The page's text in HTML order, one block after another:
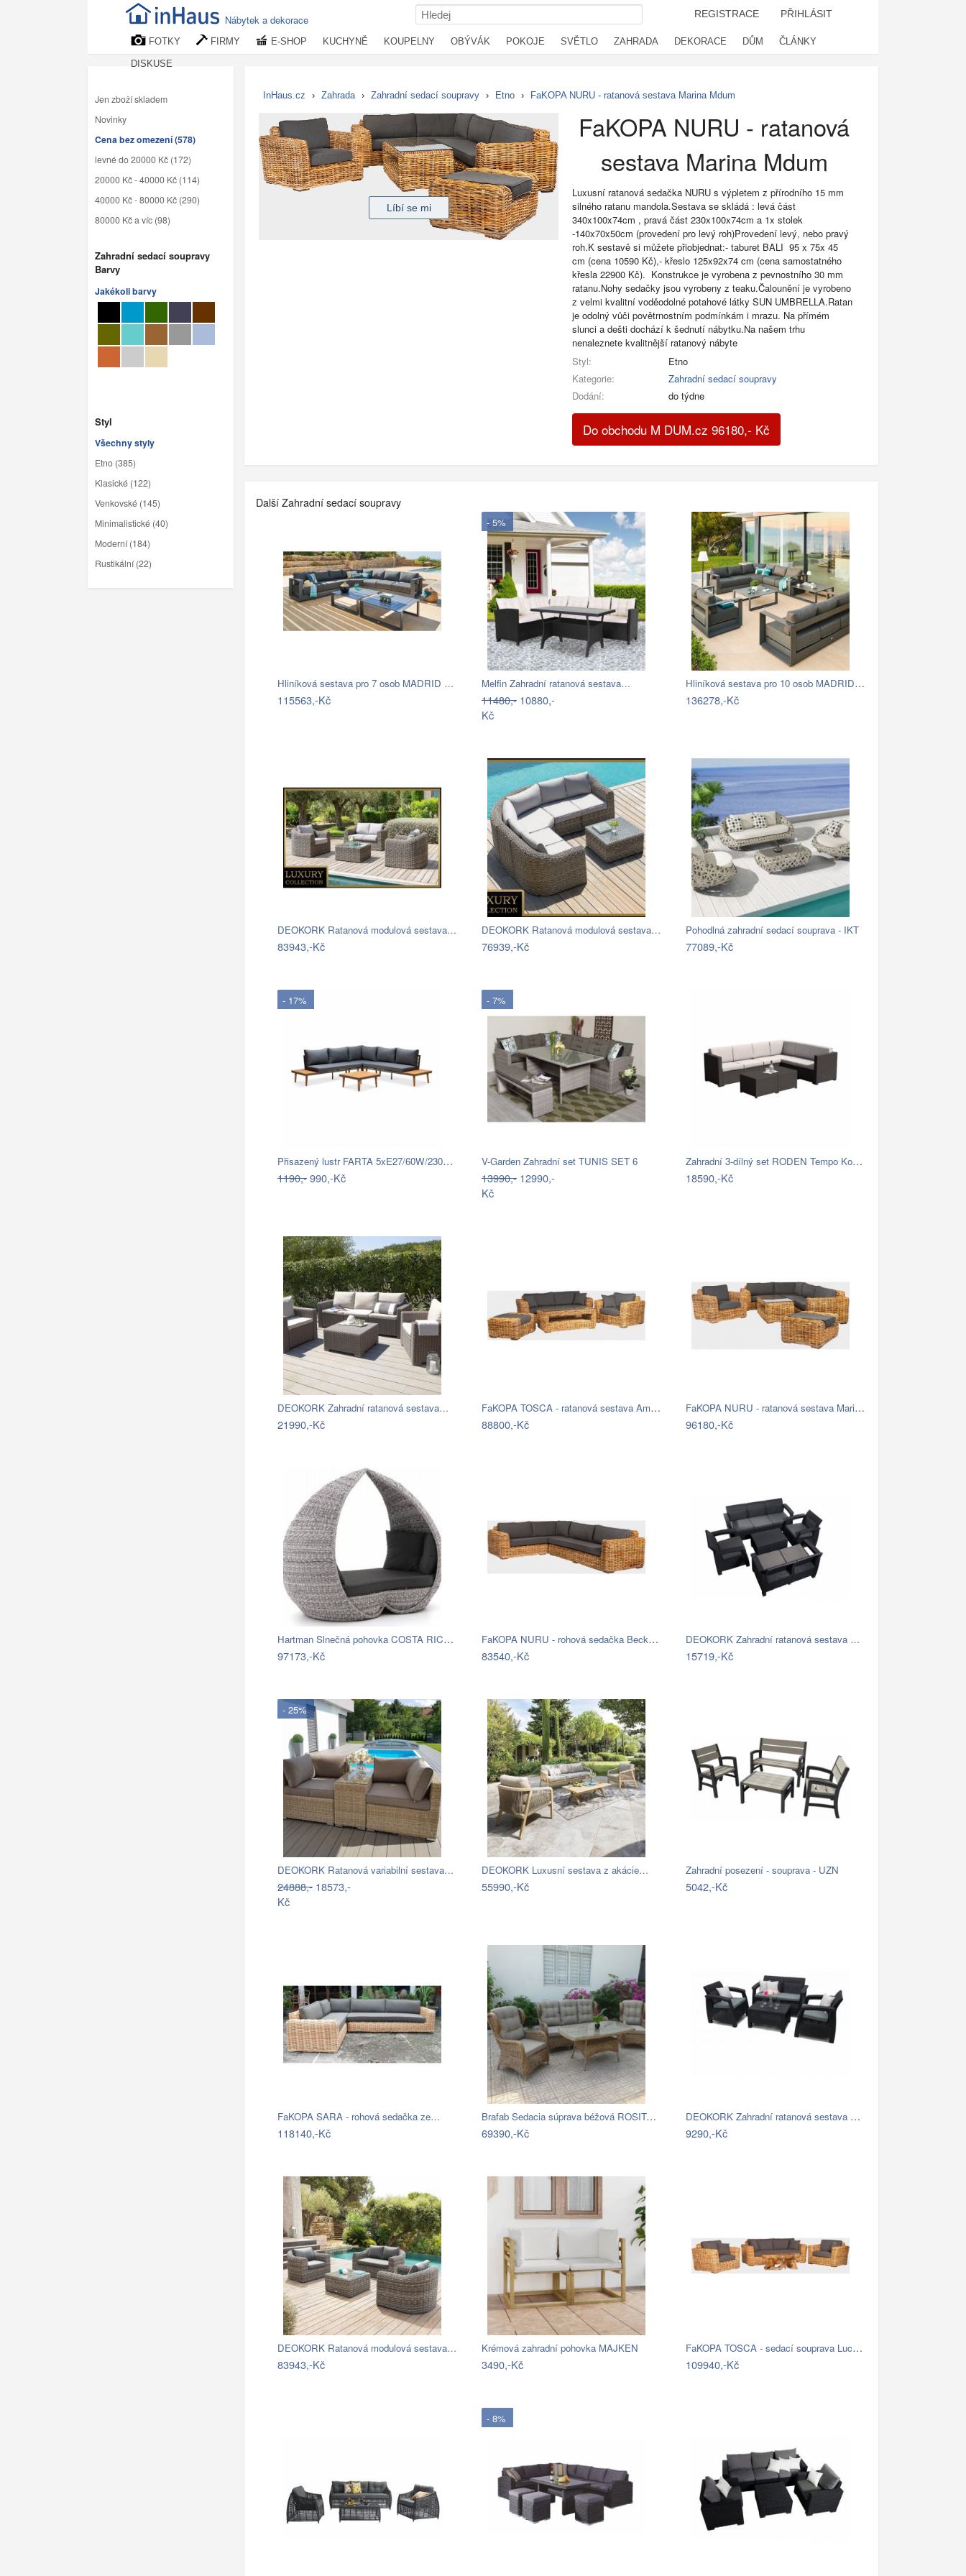
Nábytek a dekorace REGISTRACE PŘIHLÁSIT
FOTKY FIRMY E-SHOP KUCHYNĚ KOUPELNY OBÝVÁK POKOJE SVĚTLO ZAHRADA DEKORACE DŮM ČLÁNKY
DISKUSE
Jen zboží skladem
Novinky
Cena bez omezení (578)
levné do 20000 Kč (172)
20000 Kč - 40000 Kč (114)
40000 Kč - 80000 Kč (290)
80000 Kč a víc (98)
Zahradní sedací soupravy
Barvy
Jakékoli barvy
Styl
Všechny styly
Etno (385)
Klasické (122)
Venkovské (145)
Minimalistické (40)
Moderní (184)
Rustikální (22)
InHaus.cz › Zahrada › Zahradní sedací soupravy › Etno › FaKOPA NURU - ratanová sestava Marina Mdum
FaKOPA NURU - ratanová
sestava Marina Mdum
Luxusní ratanová sedačka NURU s výpletem z přírodního 15 mm
silného ratanu mandola.Sestava se skládá : levá část
340x100x74cm , pravá část 230x100x74cm a 1x stolek
-140x70x50cm (provedení pro levý roh)Provedení levý, nebo pravý
roh.K sestavě si můžete přiobjednat:- taburet BALI 95 x 75x 45
cm (cena 10590 Kč),- křeslo 125x92x74 cm (cena samostatného
křesla 22900 Kč). Konstrukce je vyrobena z pevnostního 30 mm
ratanu.Nohy sedačky jsou vyrobeny z teaku.Čalounění je vyrobeno
z velmi kvalitní voděodolné potahové látky SUN UMBRELLA.Ratan
je odolný vůči povětrnostním podmínkám i mrazu. Na přímém
slunci a dešti dochází k šednutí nábytku.Na našem trhu
nenaleznete kvalitnější ratanový nábyte
Styl:
Etno
Kategorie:
Zahradní sedací soupravy
Dodání:
do týdne
Do obchodu M DUM.cz 96180,- Kč
Další Zahradní sedací soupravy
Hliníková sestava pro 7 osob MADRID …
115563,-Kč
- 5%
Melfin Zahradní ratanová sestava…
11480,- 10880,-
Kč
Hliníková sestava pro 10 osob MADRID …
136278,-Kč
DEOKORK Ratanová modulová sestava…
83943,-Kč
DEOKORK Ratanová modulová sestava…
76939,-Kč
Pohodlná zahradní sedací souprava - IKT
77089,-Kč
- 17%
Přisazený lustr FARTA 5xE27/60W/230V…
1190,-990,-Kč
- 7%
V-Garden Zahradní set TUNIS SET 6
13990,- 12990,-
Kč
Zahradní 3-dílný set RODEN Tempo Kondela
18590,-Kč
DEOKORK Zahradní ratanová sestava…
21990,-Kč
FaKOPA TOSCA - ratanová sestava Amy Mdum
88800,-Kč
FaKOPA NURU - ratanová sestava Marina…
96180,-Kč
Hartman Slnečná pohovka COSTA RICA Mdum
97173,-Kč
FaKOPA NURU - rohová sedačka Becky Mdum
83540,-Kč
DEOKORK Zahradní ratanová sestava …
15719,-Kč
- 25%
DEOKORK Ratanová variabilní sestava…
24888,- 18573,-
Kč
DEOKORK Luxusní sestava z akácie…
55990,-Kč
Zahradní posezení - souprava - UZN
5042,-Kč
FaKOPA SARA - rohová sedačka ze…
118140,-Kč
Brafab Sedacia súprava béžová ROSITA -…
69390,-Kč
DEOKORK Zahradní ratanová sestava CORFU…
9290,-Kč
DEOKORK Ratanová modulová sestava…
83943,-Kč
Krémová zahradní pohovka MAJKEN
3490,-Kč
FaKOPA TOSCA - sedací souprava Lucy Mdum
109940,-Kč
- 8%